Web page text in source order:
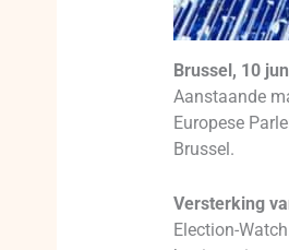
Brussel, 10
Aanstaande
Europese
Brussel.
Versterking
Election-